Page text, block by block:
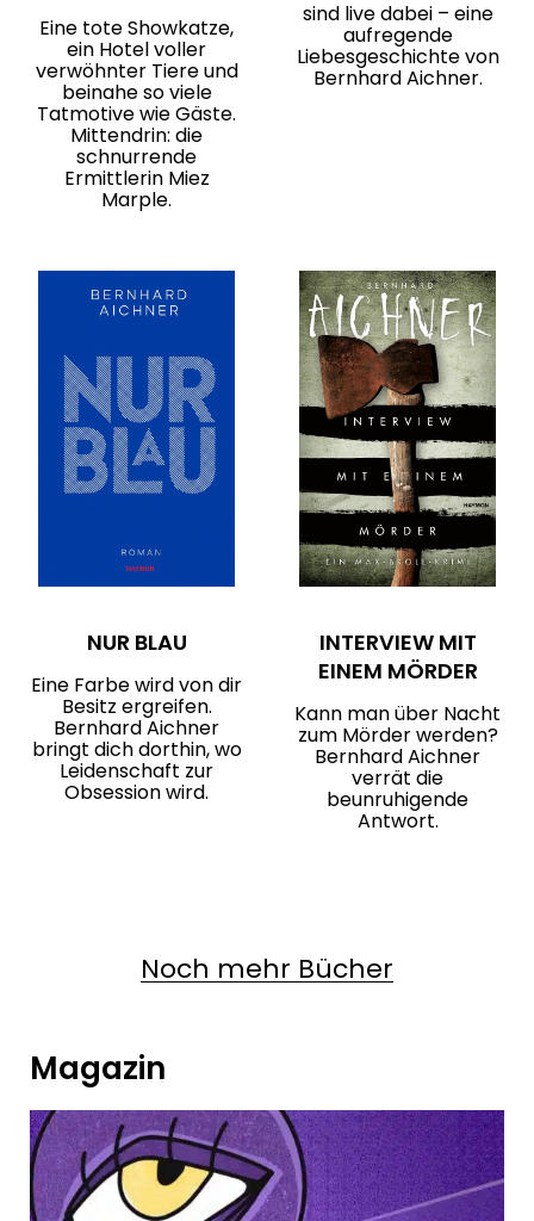
Eine tote Showkatze,
ein Hotel voller
verwöhnter Tiere und
beinahe so viele
Tatmotive wie Gäste.
Mittendrin: die
schnurrende
Ermittlerin Miez
Marple.
sind live dabei – eine
aufregende
Liebesgeschichte von
Bernhard Aichner.
NUR BLAU
Eine Farbe wird von dir
Besitz ergreifen.
Bernhard Aichner
bringt dich dorthin, wo
Leidenschaft zur
Obsession wird.
INTERVIEW MIT
EINEM MÖRDER
Kann man über Nacht
zum Mörder werden?
Bernhard Aichner
verrät die
beunruhigende
Antwort.
Noch mehr Bücher
Magazin